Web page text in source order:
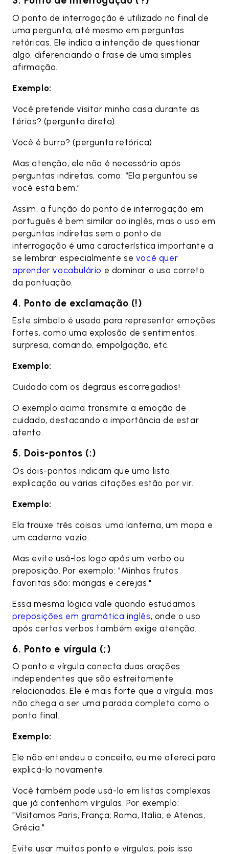
O ponto de interrogação é utilizado no final de
uma pergunta, até mesmo em perguntas
retóricas. Ele indica a intenção de questionar
algo, diferenciando a frase de uma simples
afirmação.
Exemplo:
Você pretende visitar minha casa durante as
férias? (pergunta direta)
Você é burro? (pergunta retórica)
Mas atenção, ele não é necessário após
perguntas indiretas, como: “Ela perguntou se
você está bem.”
Assim, a função do ponto de interrogação em
português é bem similar ao inglês, mas o uso em
perguntas indiretas sem o ponto de
interrogação é uma característica importante a
se lembrar especialmente se você quer
aprender vocabulário e dominar o uso correto
da pontuação.
4. Ponto de exclamação (!)
Este símbolo é usado para representar emoções
fortes, como uma explosão de sentimentos,
surpresa, comando, empolgação, etc.
Exemplo:
Cuidado com os degraus escorregadios!
O exemplo acima transmite a emoção de
cuidado, destacando a importância de estar
atento.
5. Dois-pontos (:)
Os dois-pontos indicam que uma lista,
explicação ou várias citações estão por vir.
Exemplo:
Ela trouxe três coisas: uma lanterna, um mapa e
um caderno vazio.
Mas evite usá-los logo após um verbo ou
preposição. Por exemplo: "Minhas frutas
favoritas são: mangas e cerejas."
Essa mesma lógica vale quando estudamos
preposições em gramática inglês, onde o uso
após certos verbos também exige atenção.
6. Ponto e vírgula (;)
O ponto e vírgula conecta duas orações
independentes que são estreitamente
relacionadas. Ele é mais forte que a vírgula, mas
não chega a ser uma parada completa como o
ponto final.
Exemplo:
Ele não entendeu o conceito; eu me ofereci para
explicá-lo novamente.
Você também pode usá-lo em listas complexas
que já contenham vírgulas. Por exemplo:
"Visitamos Paris, França; Roma, Itália; e Atenas,
Grécia."
Evite usar muitos ponto e vírgulas, pois isso